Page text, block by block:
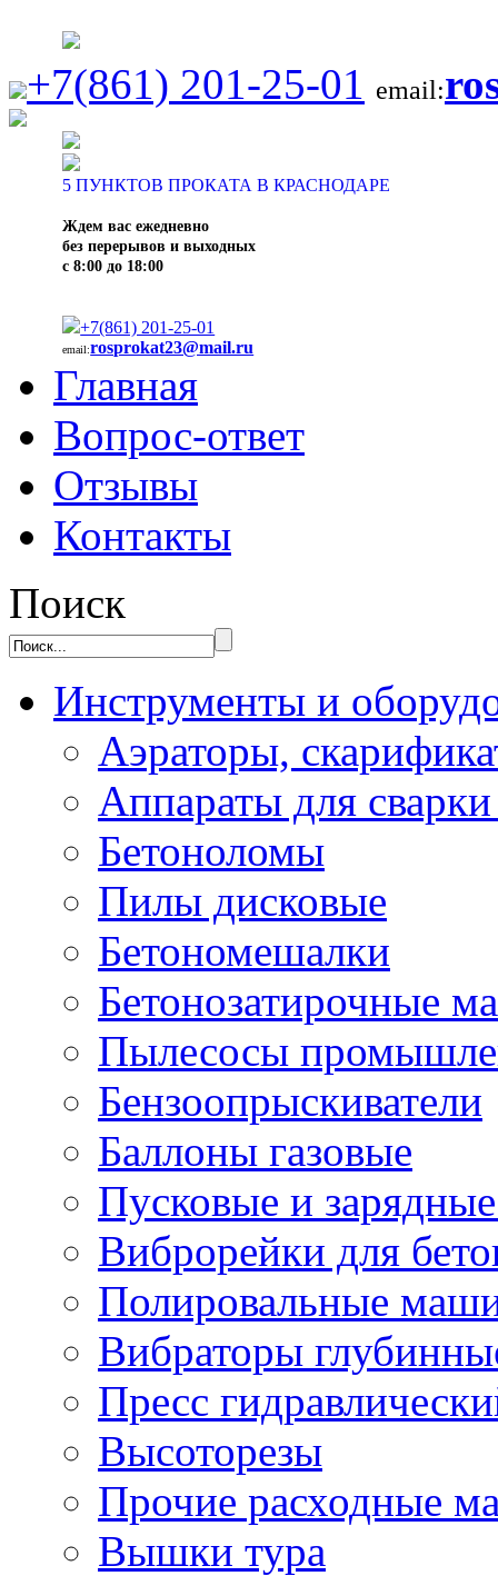
+7(861) 201-25-01 email:
5 ПУНКТОВ ПРОКАТА В КРАСНОДАРЕ
Ждем вас ежедневно
без перерывов и выходных
с 8:00 до 18:00
+7(861) 201-25-01
email:rosprokat23@mail.ru
Главная
Вопрос-ответ
Отзывы
Контакты
Поиск
Инструменты и
Аэраторы,
Аппараты для
Бетоноломы
Пилы дисковые
Бетономешалки
Бетонозатирочные
Пылесосы
Бензоопрыскиватели
Баллоны газовые
Пусковые и
Виброрейки для
Полировальные
Вибраторы
Пресс
Высоторезы
Прочие расходные
Вышки тура